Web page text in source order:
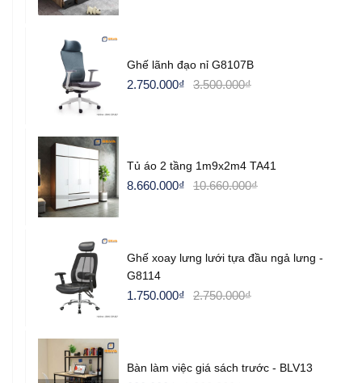
Ghế lãnh đạo nỉ G8107B
3.500.000₫
2.750.000₫
Tủ áo 2 tầng 1m9x2m4 TA41
10.660.000₫
8.660.000₫
Ghế xoay lưng lưới tựa đầu ngả lưng -
G8114
2.750.000₫
1.750.000₫
Bàn làm việc giá sách trước - BLV13